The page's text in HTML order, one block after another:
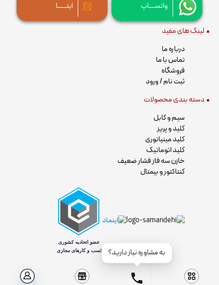
واتســــاپ ایتــــــا
لینک های مفید
درباره ما
تماس با ما
فروشگاه
ثبت نام / ورود
دسته بندی محصولات
سیم و کابل
کلید و پریز
کلید مینیاتوری
کلید اتوماتیک
خازن سه فاز فشار ضعیف
کنتاکتور و بیمتال
به مشاوره نیاز دارید؟